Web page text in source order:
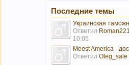
Последние темы
Украинская
Ответил
10:05
Meest America -
Ответил Oleg_sale